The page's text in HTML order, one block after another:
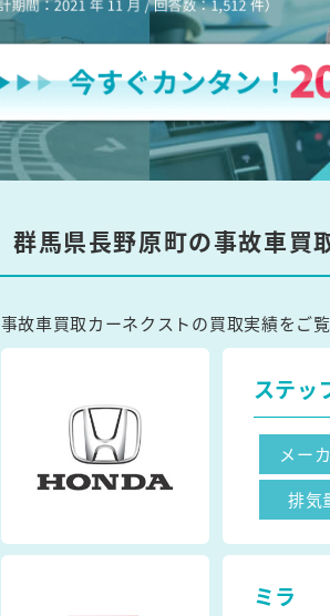
群馬県長野原町の事故車買
事故車買取カーネクストの買取実績をご覧
ステッ
メー
排気
ミラ